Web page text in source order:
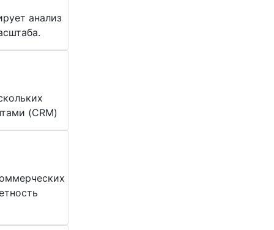
анализ
(CRM)